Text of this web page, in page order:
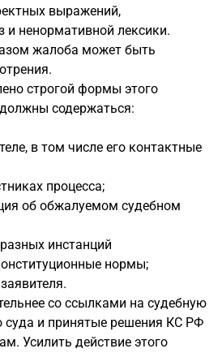
выражений,
ненормативной лексики.
жалоба может быть
строгой формы этого
содержаться:
в том числе его контактные
процесса;
об обжалуемом судебном
инстанций
нормы;
со ссылками на судебную
суда и принятые решения КС РФ
Усилить действие этого